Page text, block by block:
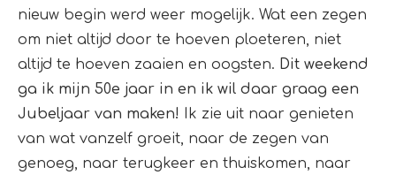
nieuw begin werd weer mogelijk. Wat een zegen
om niet altijd door te hoeven ploeteren, niet
altijd te hoeven zaaien en oogsten. Dit weekend
ga ik mijn 50e jaar in en ik wil daar graag een
Jubeljaar van maken! Ik zie uit naar genieten
van wat vanzelf groeit, naar de zegen van
genoeg, naar terugkeer en thuiskomen, naar